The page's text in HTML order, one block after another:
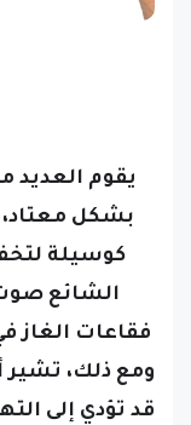
يقوم
بشكل معتاد،
كوسيلة
الشائع
فقاعات الغاز
ومع ذلك، تشير
قد تؤدي إلى